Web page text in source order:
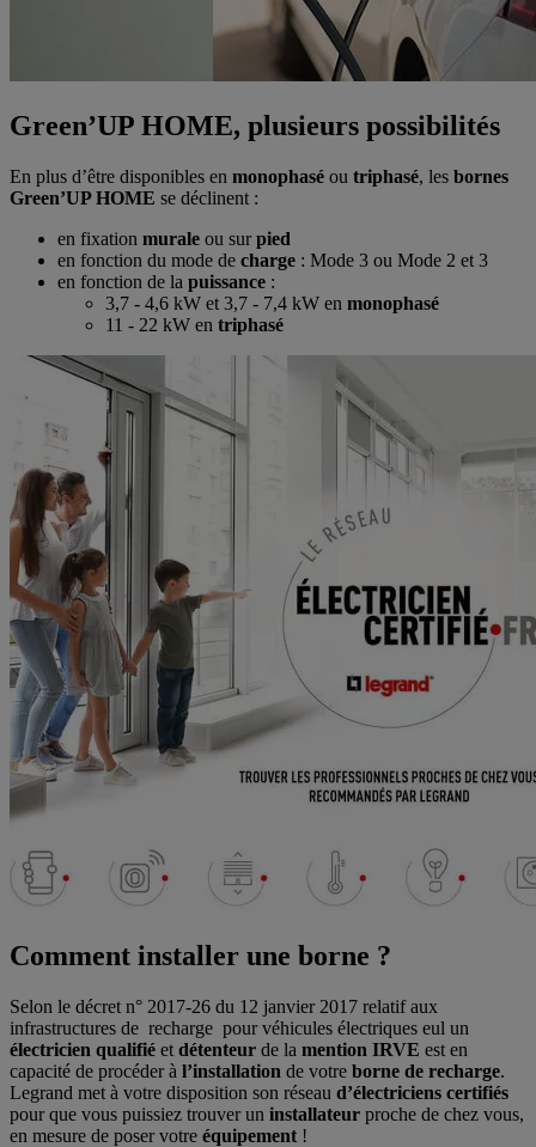
Green’UP HOME, plusieurs possibilités
En plus d’être disponibles en monophasé ou triphasé, les bornes
Green’UP HOME se déclinent :
en fixation murale ou surpied
en fonction du mode de charge : Mode 3 ou Mode 2 et 3
en fonction de la puissance :
3,7 - 4,6 kW et 3,7 - 7,4 kW en monophasé
11 - 22 kW en triphasé
Comment installer une borne ?
Selon le décret n° 2017-26 du 12 janvier 2017 relatif aux
infrastructures de recharge pour véhicules électriques eul un
électricien qualifié et détenteur de la mention IRVE est en
capacité de procéder à l’installation de votre borne de recharge.
Legrand met à votre disposition son réseau d’électriciens certifiés
pour que vous puissiez trouver un installateur proche de chez vous,
en mesure de poser votre équipement !